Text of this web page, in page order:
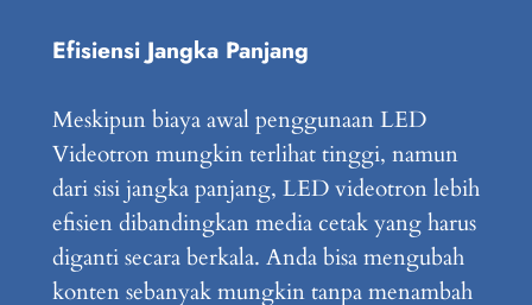
Efisiensi Jangka Panjang
Meskipun biaya awal penggunaan LED
Videotron mungkin terlihat tinggi, namun
dari sisi jangka panjang, LED videotron lebih
efisien dibandingkan media cetak yang harus
diganti secara berkala. Anda bisa mengubah
konten sebanyak mungkin tanpa menambah